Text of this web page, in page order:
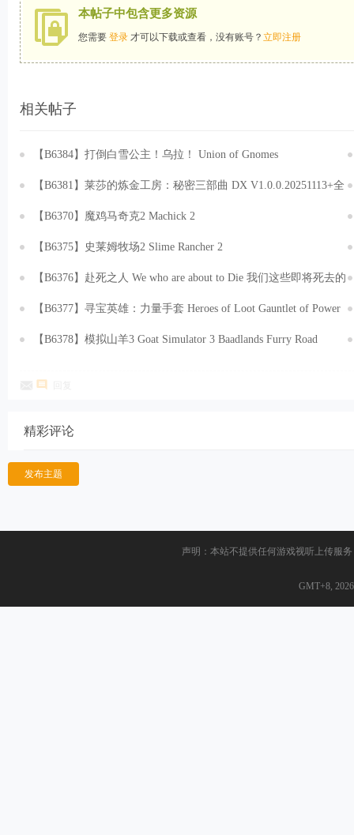
本帖子中包含更多资源
您需要 登录 才可以下载或查看，没有账号？ 立即注册
相关帖子
【B6384】打倒白雪公主！乌拉！ Union of Gnomes
v1.5.31.20251029 免安装中文版[2.19GB]
【B6381】莱莎的炼金工房：秘密三部曲 DX V1.0.0.20251113+全
DLC+预购特典+季票WIT 免安装中文豪华版[106GB]
【B6370】魔鸡马奇克2 Machick 2
v1.0.27.Build.20534019.20251030 免安装中文版[886MB]
【B6375】史莱姆牧场2 Slime Rancher 2
v1.0.3.Build.20503992.20251030+全DLC 免安装中文版[4.88GB]
【B6376】赴死之人 We who are about to Die 我们这些即将死去的
人 v0.86.EA.Build.20814890.20251117+全DLC 免安装中文版
[6.89GB]
【B6377】寻宝英雄：力量手套 Heroes of Loot Gauntlet of Power
v1.6.1.Build.20800853.20251120 免安装中文版[171MB]
【B6378】模拟山羊3 Goat Simulator 3 Baadlands Furry Road
精彩评论
发布主题
声明：本站不提供任何游戏视听上传服
GMT+8,